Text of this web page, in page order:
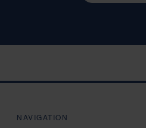
NAVIGATION